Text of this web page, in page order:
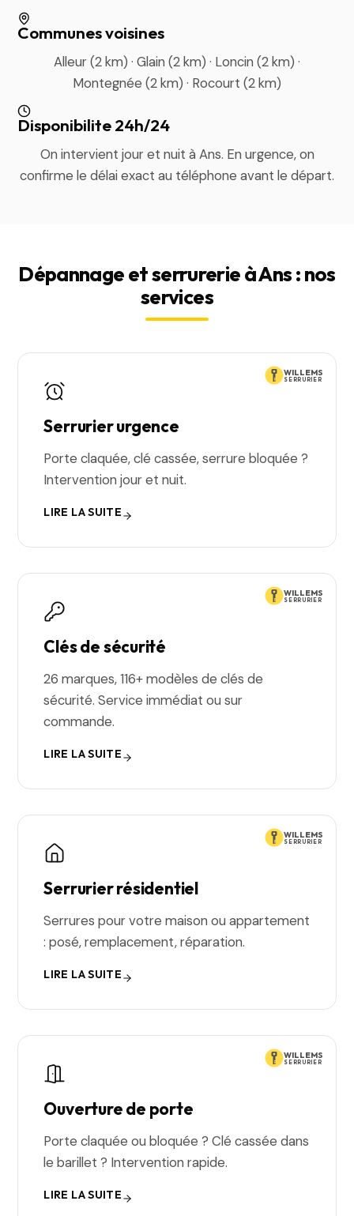
Communes voisines
Alleur (2 km) · Glain (2 km) · Loncin (2 km) ·
Montegnée (2 km) · Rocourt (2 km)
Disponibilite 24h/24
On intervient jour et nuit à Ans. En urgence, on
confirme le délai exact au téléphone avant le départ.
Dépannage et serrurerie à Ans : nos
services
WILLEMS
SERRURIER
Serrurier urgence
Porte claquée, clé cassée, serrure bloquée ?
Intervention jour et nuit.
LIRE LA SUITE
WILLEMS
SERRURIER
Clés de sécurité
26 marques, 116+ modèles de clés de
sécurité. Service immédiat ou sur
commande.
LIRE LA SUITE
WILLEMS
SERRURIER
Serrurier résidentiel
Serrures pour votre maison ou appartement
: posé, remplacement, réparation.
LIRE LA SUITE
WILLEMS
SERRURIER
Ouverture de porte
Porte claquée ou bloquée ? Clé cassée dans
le barillet ? Intervention rapide.
LIRE LA SUITE